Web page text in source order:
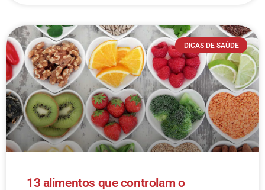
DICAS DE SAÚDE
13 alimentos que controlam o